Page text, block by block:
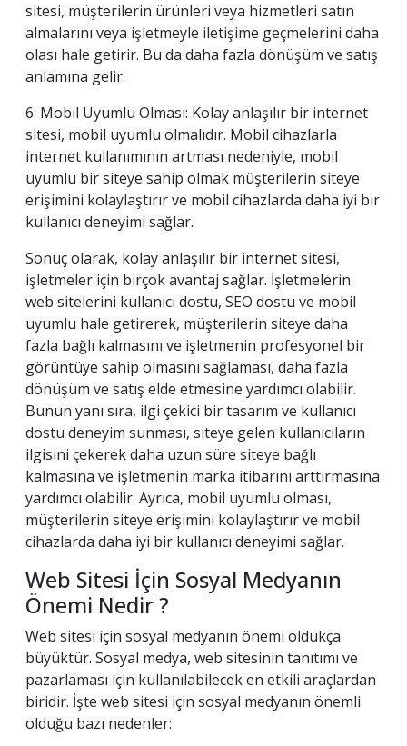
sitesi, müşterilerin ürünleri veya hizmetleri satın
almalarını veya işletmeyle iletişime geçmelerini daha
olası hale getirir. Bu da daha fazla dönüşüm ve satış
anlamına gelir.
6. Mobil Uyumlu Olması: Kolay anlaşılır bir internet
sitesi, mobil uyumlu olmalıdır. Mobil cihazlarla
internet kullanımının artması nedeniyle, mobil
uyumlu bir siteye sahip olmak müşterilerin siteye
erişimini kolaylaştırır ve mobil cihazlarda daha iyi bir
kullanıcı deneyimi sağlar.
Sonuç olarak, kolay anlaşılır bir internet sitesi,
işletmeler için birçok avantaj sağlar. İşletmelerin
web sitelerini kullanıcı dostu, SEO dostu ve mobil
uyumlu hale getirerek, müşterilerin siteye daha
fazla bağlı kalmasını ve işletmenin profesyonel bir
görüntüye sahip olmasını sağlaması, daha fazla
dönüşüm ve satış elde etmesine yardımcı olabilir.
Bunun yanı sıra, ilgi çekici bir tasarım ve kullanıcı
dostu deneyim sunması, siteye gelen kullanıcıların
ilgisini çekerek daha uzun süre siteye bağlı
kalmasına ve işletmenin marka itibarını arttırmasına
yardımcı olabilir. Ayrıca, mobil uyumlu olması,
müşterilerin siteye erişimini kolaylaştırır ve mobil
cihazlarda daha iyi bir kullanıcı deneyimi sağlar.
Web Sitesi İçin Sosyal Medyanın
Önemi Nedir ?
Web sitesi için sosyal medyanın önemi oldukça
büyüktür. Sosyal medya, web sitesinin tanıtımı ve
pazarlaması için kullanılabilecek en etkili araçlardan
biridir. İşte web sitesi için sosyal medyanın önemli
olduğu bazı nedenler: